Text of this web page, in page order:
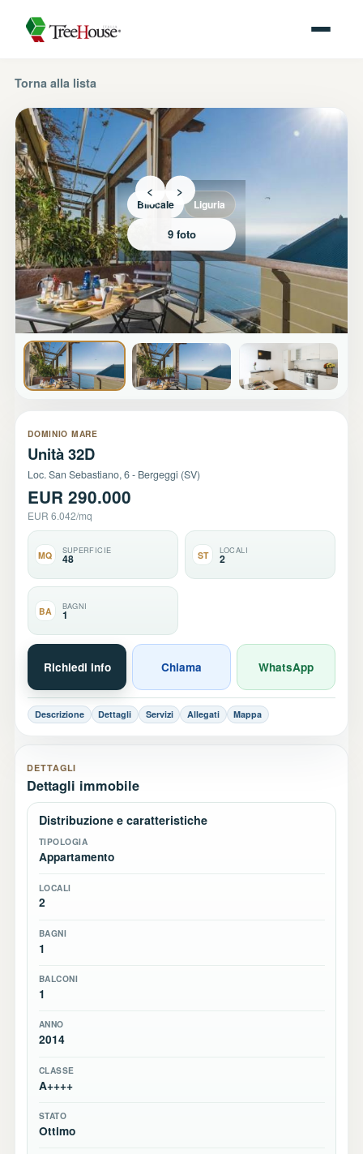
Torna alla lista
Bilocale Liguria
< >
9 foto
DOMINIO MARE
Unità 32D
Loc. San Sebastiano, 6 - Bergeggi (SV)
EUR 290.000
EUR 6.042/mq
MQ SUPERFICIE
48 ST LOCALI
2
BA BAGNI
1
Richiedi info Chiama WhatsApp
Descrizione Dettagli Servizi Allegati Mappa
DETTAGLI
Dettagli immobile
Distribuzione e caratteristiche
TIPOLOGIA
Appartamento
LOCALI
2
BAGNI
1
BALCONI
1
ANNO
2014
CLASSE
A++++
STATO
Ottimo